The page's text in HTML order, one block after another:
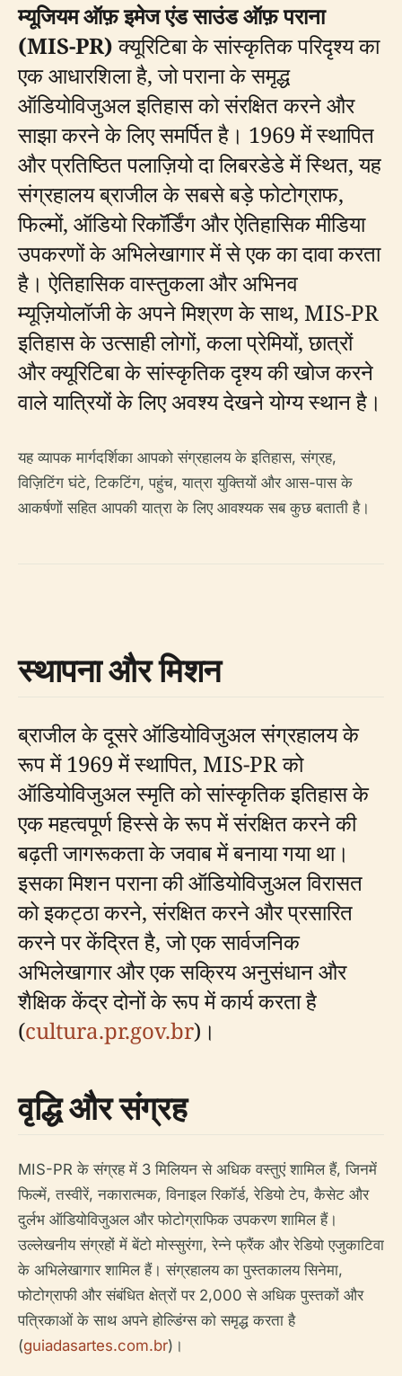
म्यूजियम ऑफ़ इमेज एंड साउंड ऑफ़ पराना
(MIS-PR)क्यूरिटिबा के सांस्कृतिक परिदृश्य का
एक आधारशिला है, जो पराना के समृद्ध
ऑडियोविजुअल इतिहास को संरक्षित करने और
साझा करने के लिए समर्पित है। 1969 में स्थापित
और प्रतिष्ठित पलाज़ियो दा लिबरडेडे में स्थित, यह
संग्रहालय ब्राजील के सबसे बड़े फोटोग्राफ,
फिल्मों, ऑडियो रिकॉर्डिंग और ऐतिहासिक मीडिया
उपकरणों के अभिलेखागार में से एक का दावा करता
है। ऐतिहासिक वास्तुकला और अभिनव
म्यूज़ियोलॉजी के अपने मिश्रण के साथ, MIS-PR
इतिहास के उत्साही लोगों, कला प्रेमियों, छात्रों
और क्यूरिटिबा के सांस्कृतिक दृश्य की खोज करने
वाले यात्रियों के लिए अवश्य देखने योग्य स्थान है।
यह व्यापक मार्गदर्शिका आपको संग्रहालय के इतिहास, संग्रह,
विज़िटिंग घंटे, टिकटिंग, पहुंच, यात्रा युक्तियों और आस-पास के
आकर्षणों सहित आपकी यात्रा के लिए आवश्यक सब कुछ बताती है।
स्थापना और मिशन
ब्राजील के दूसरे ऑडियोविजुअल संग्रहालय के
रूप में 1969 में स्थापित, MIS-PR को
ऑडियोविजुअल स्मृति को सांस्कृतिक इतिहास के
एक महत्वपूर्ण हिस्से के रूप में संरक्षित करने की
बढ़ती जागरूकता के जवाब में बनाया गया था।
इसका मिशन पराना की ऑडियोविजुअल विरासत
को इकट्ठा करने, संरक्षित करने और प्रसारित
करने पर केंद्रित है, जो एक सार्वजनिक
अभिलेखागार और एक सक्रिय अनुसंधान और
शैक्षिक केंद्र दोनों के रूप में कार्य करता है
(cultura.pr.gov.br)।
वृद्धि और संग्रह
MIS-PR के संग्रह में 3 मिलियन से अधिक वस्तुएं शामिल हैं, जिनमें
फिल्में, तस्वीरें, नकारात्मक, विनाइल रिकॉर्ड, रेडियो टेप, कैसेट और
दुर्लभ ऑडियोविजुअल और फोटोग्राफिक उपकरण शामिल हैं।
उल्लेखनीय संग्रहों में बेंटो मोस्सुरंगा, रेन्ने फ्रैंक और रेडियो एजुकाटिवा
के अभिलेखागार शामिल हैं। संग्रहालय का पुस्तकालय सिनेमा,
फोटोग्राफी और संबंधित क्षेत्रों पर 2,000 से अधिक पुस्तकों और
पत्रिकाओं के साथ अपने होल्डिंग्स को समृद्ध करता है
(guiadasartes.com.br)।